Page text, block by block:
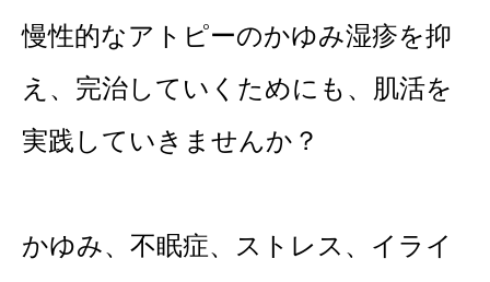
慢性的なアトピーのかゆみ湿疹を抑
え、完治していくためにも、肌活を
実践していきませんか？
かゆみ、不眠症、ストレス、イライ